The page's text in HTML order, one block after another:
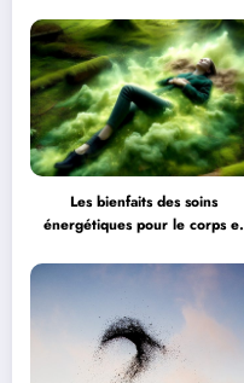
Les bienfaits des soins
énergétiques pour le corps et